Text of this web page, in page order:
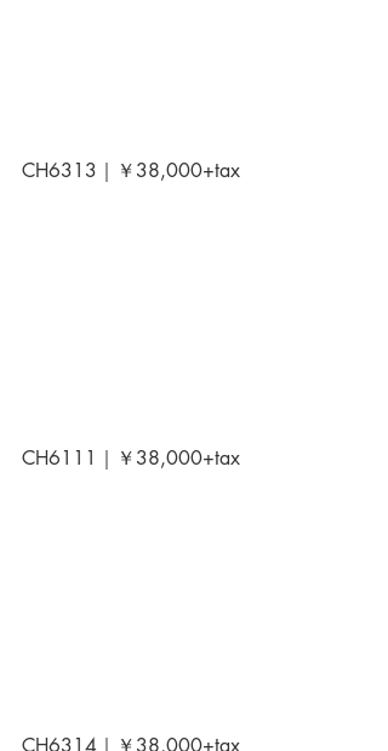
CH6313｜￥38,000+tax
CH6111｜￥38,000+tax